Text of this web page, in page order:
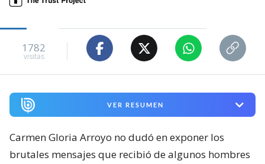
1782
visitas
VER RESUMEN
Carmen Gloria Arroyo no dudó en exponer los
brutales mensajes que recibió de algunos hombres